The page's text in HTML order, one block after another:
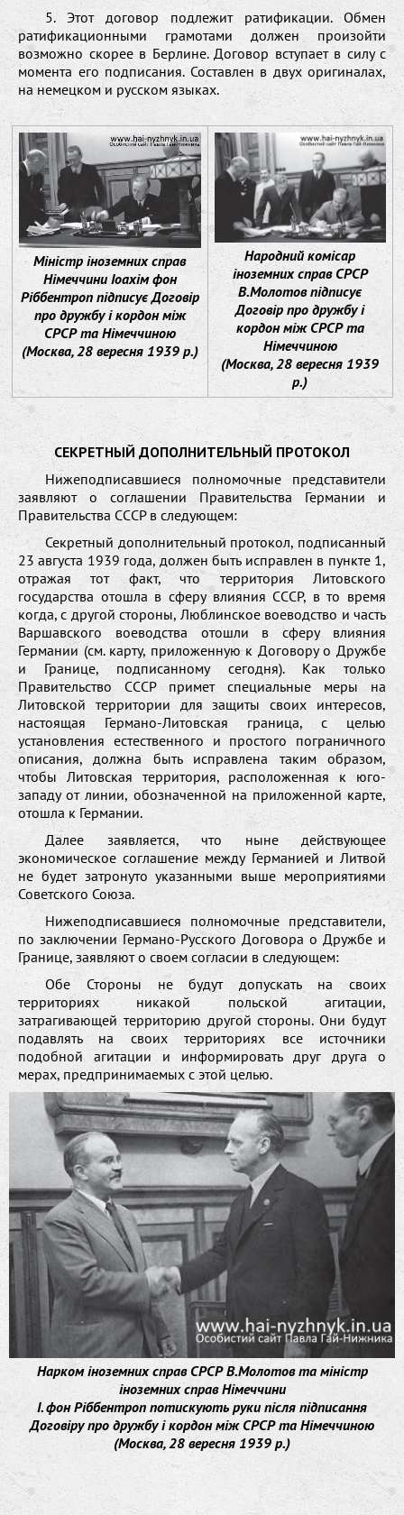
5. Этот договор подлежит ратификации. Обмен
ратификационными грамотами должен произойти
возможно скорее в Берлине. Договор вступает в силу с
момента его подписания. Составлен в двух оригиналах,
на немецком и русском языках.
Міністр іноземних справ
Німеччини Іоахім фон
Ріббентроп підписує Договір
про дружбу і кордон між
СРСР та Німеччиною
(Москва, 28 вересня 1939 р.)
Народний комісар
іноземних справ СРСР
В.Молотов підписує
Договір про дружбу і
кордон між СРСР та
Німеччиною
(Москва, 28 вересня 1939
р.)
СЕКРЕТНЫЙ ДОПОЛНИТЕЛЬНЫЙ ПРОТОКОЛ
Нижеподписавшиеся полномочные представители
заявляют о соглашении Правительства Германии и
Правительства СССР в следующем:
Секретный дополнительный протокол, подписанный
23 августа 1939 года, должен быть исправлен в пункте 1,
отражая тот факт, что территория Литовского
государства отошла в сферу влияния СССР, в то время
когда, с другой стороны, Люблинское воеводство и часть
Варшавского воеводства отошли в сферу влияния
Германии (см. карту, приложенную к Договору о Дружбе
и Границе, подписанному сегодня). Как только
Правительство СССР примет специальные меры на
Литовской территории для защиты своих интересов,
настоящая Германо-Литовская граница, с целью
установления естественного и простого пограничного
описания, должна быть исправлена таким образом,
чтобы Литовская территория, расположенная к юго-
западу от линии, обозначенной на приложенной карте,
отошла к Германии.
Далее заявляется, что ныне действующее
экономическое соглашение между Германией и Литвой
не будет затронуто указанными выше мероприятиями
Советского Союза.
Нижеподписавшиеся полномочные представители,
по заключении Германо-Русского Договора о Дружбе и
Границе, заявляют о своем согласии в следующем:
Обе Стороны не будут допускать на своих
территориях никакой польской агитации,
затрагивающей территорию другой стороны. Они будут
подавлять на своих территориях все источники
подобной агитации и информировать друг друга о
мерах, предпринимаемых с этой целью.
Нарком іноземних справ СРСР В.Молотов та міністр
іноземних справ Німеччини
І. фон Ріббентроп потискують руки після підписання
Договіру про дружбу і кордон між СРСР та Німеччиною
(Москва, 28 вересня 1939 р.)